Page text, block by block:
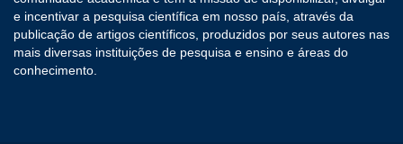
e incentivar a pesquisa científica em nosso país, através da
publicação de artigos científicos, produzidos por seus autores nas
mais diversas instituições de pesquisa e ensino e áreas do
conhecimento.